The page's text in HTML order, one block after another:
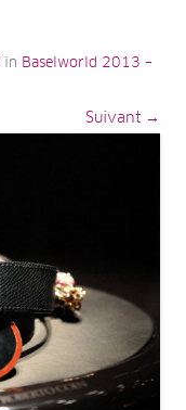
in Baselworld 2013 –
Suivant →